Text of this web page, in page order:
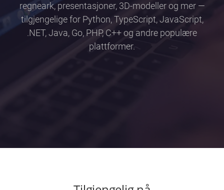
regneark, presentasjoner, 3D-modeller og mer —
tilgjengelige for Python, TypeScript, JavaScript,
.NET, Java, Go, PHP, C++ og andre populære
plattformer.